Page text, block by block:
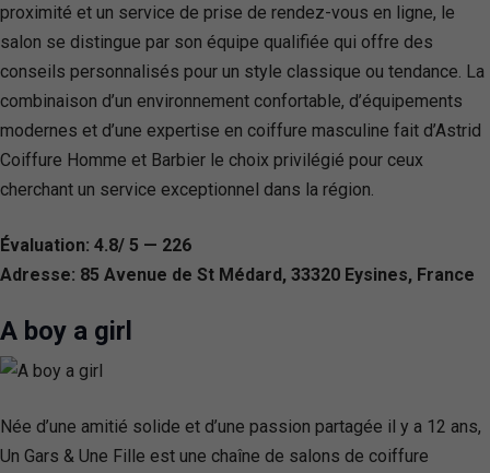
proximité et un service de prise de rendez-vous en ligne, le
salon se distingue par son équipe qualifiée qui offre des
conseils personnalisés pour un style classique ou tendance. La
combinaison d’un environnement confortable, d’équipements
modernes et d’une expertise en coiffure masculine fait d’Astrid
Coiffure Homme et Barbier le choix privilégié pour ceux
cherchant un service exceptionnel dans la région.
Évaluation: 4.8/ 5 — 226
Adresse: 85 Avenue de St Médard, 33320 Eysines, France
A boy a girl
Née d’une amitié solide et d’une passion partagée il y a 12 ans,
Un Gars & Une Fille est une chaîne de salons de coiffure